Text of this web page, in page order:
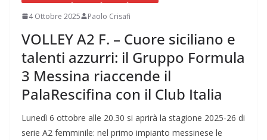
4 Ottobre 2025 Paolo Crisafi
VOLLEY A2 F. – Cuore siciliano e
talenti azzurri: il Gruppo Formula
3 Messina riaccende il
PalaRescifina con il Club Italia
Lunedì 6 ottobre alle 20.30 si aprirà la stagione 2025-26 di
serie A2 femminile: nel primo impianto messinese le